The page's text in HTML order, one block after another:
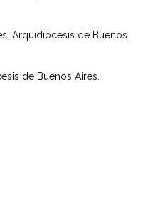
Arquidiócesis de Buenos
de Buenos Aires.